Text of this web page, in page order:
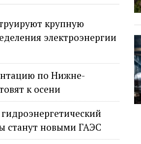
крупную
электроэнергии
по Нижне-
к осени
станут новыми ГАЭС